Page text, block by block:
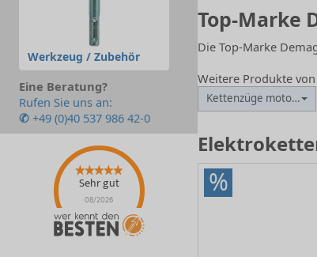
Werkzeug / Zubehör
Eine Beratung?
Rufen Sie uns an:
✆ +49 (0)40 537 986 42-0
Sehr gut
08/2026
Top-Marke
Die Top-Marke
Weitere Produkte
Kettenzüge motorisch
%